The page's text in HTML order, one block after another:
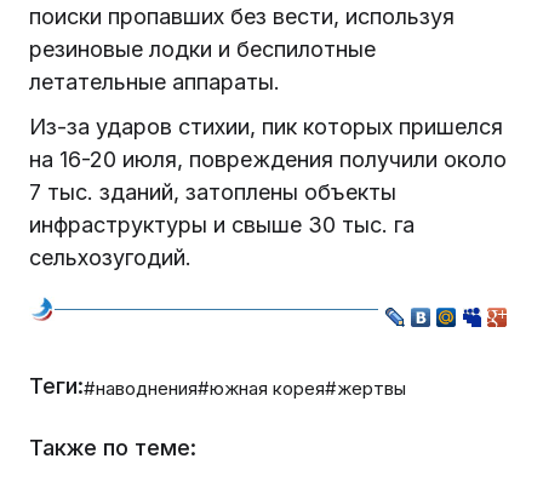
поиски пропавших без вести, используя
резиновые лодки и беспилотные
летательные аппараты.
Из-за ударов стихии, пик которых пришелся
на 16-20 июля, повреждения получили около
7 тыс. зданий, затоплены объекты
инфраструктуры и свыше 30 тыс. га
сельхозугодий.
Теги:#наводнения#южная корея#жертвы
Также по теме: